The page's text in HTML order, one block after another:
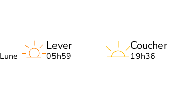
Lever
05h59
Coucher
19h36